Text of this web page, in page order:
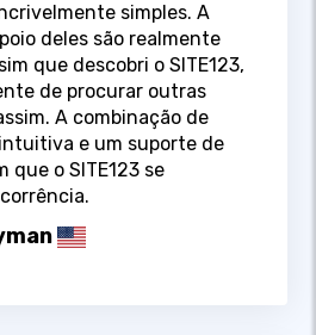
simples. A
deles são realmente
que descobri o SITE123,
de procurar outras
A combinação de
e um suporte de
o SITE123 se